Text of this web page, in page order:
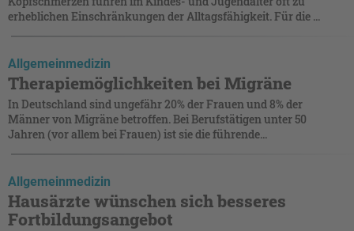
erheblichen Einschränkungen der Alltagsfähigkeit. Für die ...
Allgemeinmedizin
Therapiemöglichkeiten bei Migräne
In Deutschland sind ungefähr 20% der Frauen und 8% der
Männer von Migräne betroffen. Bei Berufstätigen unter 50
Jahren (vor allem bei Frauen) ist sie die führende...
Allgemeinmedizin
Hausärzte wünschen sich besseres
Fortbildungsangebot